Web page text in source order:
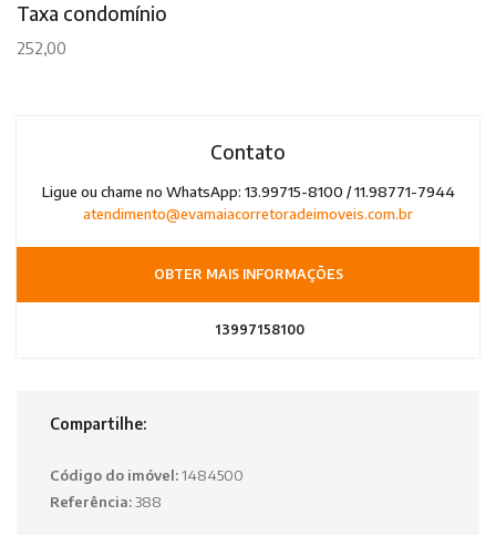
Taxa condomínio
252,00
Contato
Ligue ou chame no WhatsApp: 13.99715-8100 / 11.98771-7944
atendimento@evamaiacorretoradeimoveis.com.br
OBTER MAIS INFORMAÇÕES
13997158100
Compartilhe:
Código do imóvel:1484500
Referência:388